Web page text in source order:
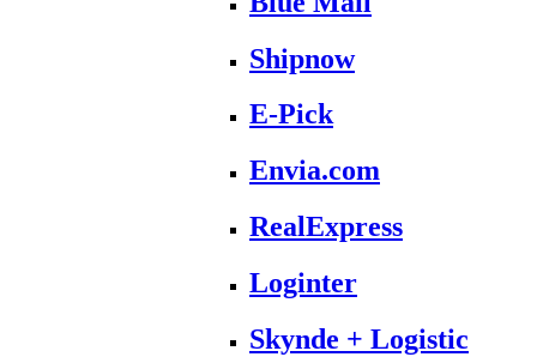
Shipnow
E-Pick
Envia.com
RealExpress
Loginter
Skynde + Logistic